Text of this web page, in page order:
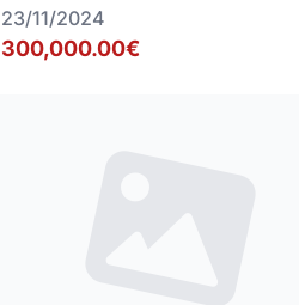
23/11/2024
300,000.00€